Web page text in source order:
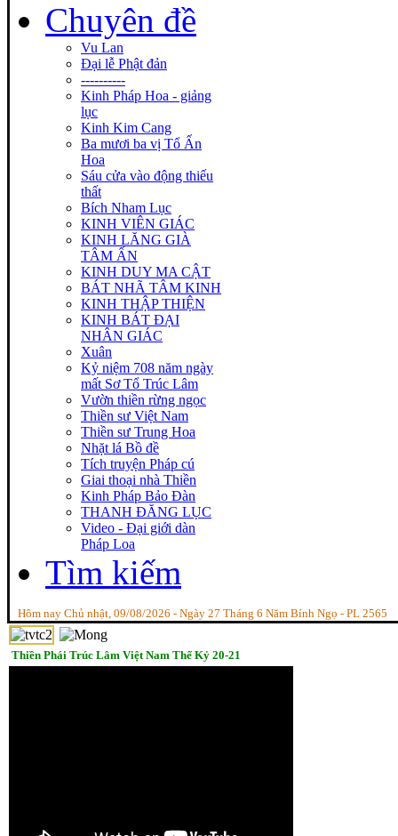
Chuyên đề
Vu Lan
Đại lễ Phật đản
----------
Kinh Pháp Hoa - giảng
lục
Kinh Kim Cang
Ba mươi ba vị Tổ Ấn
Hoa
Sáu cửa vào động thiếu
thất
Bích Nham Lục
KINH VIÊN GIÁC
KINH LĂNG GIÀ
TÂM ẤN
KINH DUY MA CẬT
BÁT NHÃ TÂM KINH
KINH THẬP THIỆN
KINH BÁT ĐẠI
NHÂN GIÁC
Xuân
Kỷ niệm 708 năm ngày
mất Sơ Tổ Trúc Lâm
Vườn thiền rừng ngọc
Thiền sư Việt Nam
Thiền sư Trung Hoa
Nhặt lá Bồ đề
Tích truyện Pháp cú
Giai thoại nhà Thiền
Kinh Pháp Bảo Đàn
THANH ĐĂNG LỤC
Video - Đại giới dàn
Pháp Loa
Tìm kiếm
Hôm nay Chủ nhật, 09/08/2026 - Ngày 27 Tháng 6 Năm Bính Ngọ - PL 2565
Thiền Phái Trúc Lâm Việt Nam Thế Kỷ 20-21